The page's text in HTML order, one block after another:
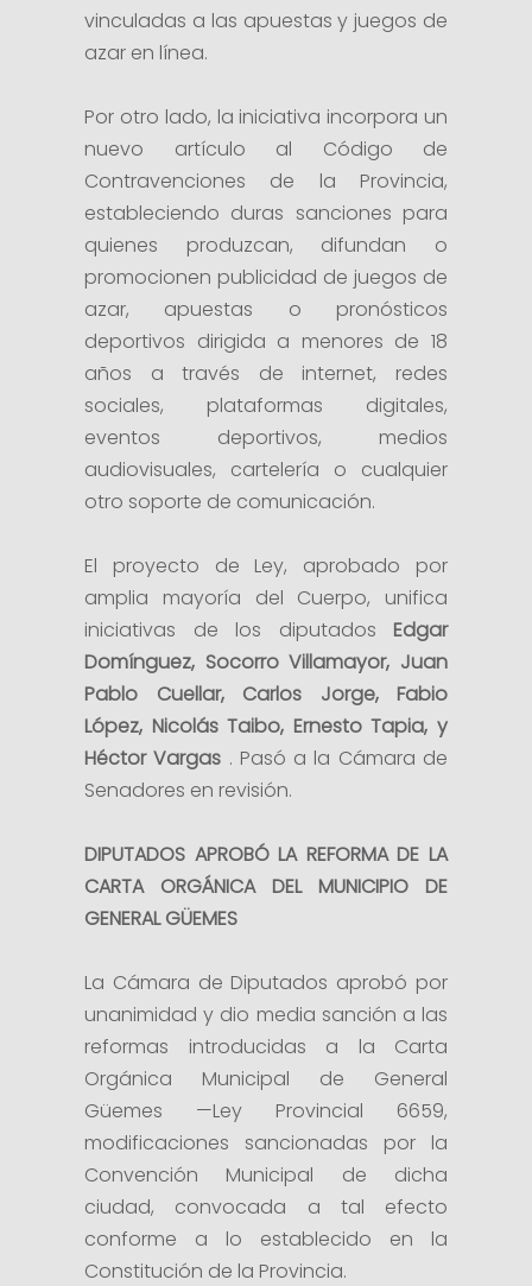
vinculadas a las apuestas y juegos de
azar en línea.
Por otro lado, la iniciativa incorpora un
nuevo artículo al Código de
Contravenciones de la Provincia,
estableciendo duras sanciones para
quienes produzcan, difundan o
promocionen publicidad de juegos de
azar, apuestas o pronósticos
deportivos dirigida a menores de 18
años a través de internet, redes
sociales, plataformas digitales,
eventos deportivos, medios
audiovisuales, cartelería o cualquier
otro soporte de comunicación.
El proyecto de Ley, aprobado por
amplia mayoría del Cuerpo, unifica
iniciativas de los diputados Edgar
Domínguez, Socorro Villamayor, Juan
Pablo Cuellar, Carlos Jorge, Fabio
López, Nicolás Taibo, Ernesto Tapia, y
Héctor Vargas . Pasó a la Cámara de
Senadores en revisión.
DIPUTADOS APROBÓ LA REFORMA DE LA
CARTA ORGÁNICA DEL MUNICIPIO DE
GENERAL GÜEMES
La Cámara de Diputados aprobó por
unanimidad y dio media sanción a las
reformas introducidas a la Carta
Orgánica Municipal de General
Güemes —Ley Provincial 6659,
modificaciones sancionadas por la
Convención Municipal de dicha
ciudad, convocada a tal efecto
conforme a lo establecido en la
Constitución de la Provincia.